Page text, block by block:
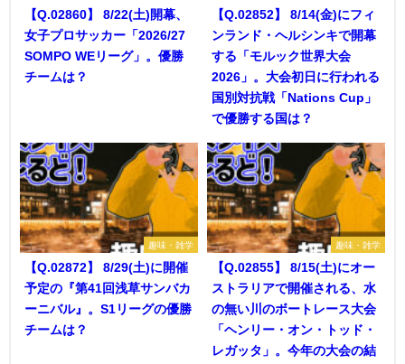
【Q.02860】 8/22(土)開幕、
女子プロサッカー「2026/27
SOMPO WEリーグ」。優勝
チームは？
【Q.02852】 8/14(金)にフィ
ンランド・ヘルシンキで開幕
する「モルック世界大会
2026」。大会初日に行われる
国別対抗戦「Nations Cup」
で優勝する国は？
趣味・雑学
【Q.02872】 8/29(土)に開催
予定の『第41回浅草サンバカ
ーニバル』。S1リーグの優勝
チームは？
趣味・雑学
【Q.02855】 8/15(土)にオー
ストラリアで開催される、水
の無い川のボートレース大会
「ヘンリー・オン・トッド・
レガッタ」。今年の大会の結